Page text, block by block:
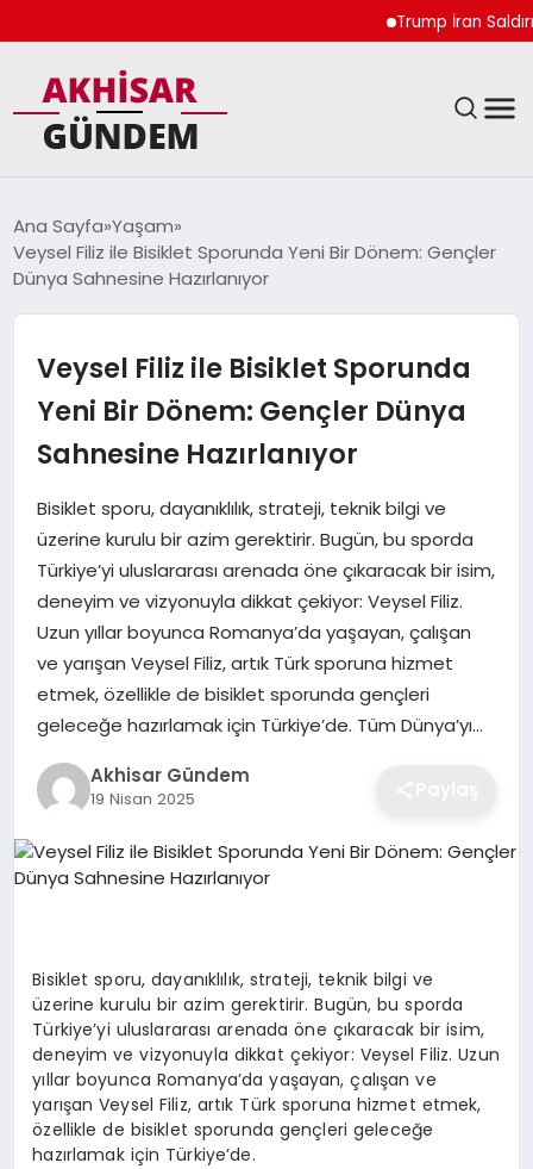
Trump İran
DÜNYA
SPOR
TEKNOLOJI
YAŞAM
Ana Sayfa Yaşam
Veysel Filiz ile Bisiklet Sporunda Yeni Bir Dönem: Gençler
Dünya Sahnesine Hazırlanıyor
Veysel Filiz ile Bisiklet Sporunda
Yeni Bir Dönem: Gençler Dünya
Sahnesine Hazırlanıyor
Bisiklet sporu, dayanıklılık, strateji, teknik bilgi ve
üzerine kurulu bir azim gerektirir. Bugün, bu sporda
Türkiye’yi uluslararası arenada öne çıkaracak bir isim,
deneyim ve vizyonuyla dikkat çekiyor: Veysel Filiz.
Uzun yıllar boyunca Romanya’da yaşayan, çalışan
ve yarışan Veysel Filiz, artık Türk sporuna hizmet
etmek, özellikle de bisiklet sporunda gençleri
geleceğe hazırlamak için Türkiye’de. Tüm Dünya’yı…
Akhisar Gündem
19 Nisan 2025
Bisiklet sporu, dayanıklılık, strateji, teknik bilgi ve
üzerine kurulu bir azim gerektirir. Bugün, bu sporda
Türkiye’yi uluslararası arenada öne çıkaracak bir isim,
deneyim ve vizyonuyla dikkat çekiyor: Veysel Filiz. Uzun
yıllar boyunca Romanya’da yaşayan, çalışan ve
yarışanVeysel Filiz, artık Türk sporuna hizmet etmek,
özellikle de bisiklet sporunda gençleri geleceğe
hazırlamak için Türkiye’de.